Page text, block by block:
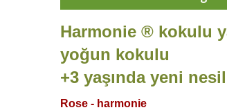
Harmonie ® kokulu
yoğun kokulu
+3 yaşında yeni
Rose - harmonie